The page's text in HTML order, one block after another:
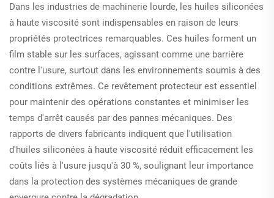
Dans les industries de machinerie lourde, les huiles siliconées
à haute viscosité sont indispensables en raison de leurs
propriétés protectrices remarquables. Ces huiles forment un
film stable sur les surfaces, agissant comme une barrière
contre l'usure, surtout dans les environnements soumis à des
conditions extrêmes. Ce revêtement protecteur est essentiel
pour maintenir des opérations constantes et minimiser les
temps d'arrêt causés par des pannes mécaniques. Des
rapports de divers fabricants indiquent que l'utilisation
d'huiles siliconées à haute viscosité réduit efficacement les
coûts liés à l'usure jusqu'à 30 %, soulignant leur importance
dans la protection des systèmes mécaniques de grande